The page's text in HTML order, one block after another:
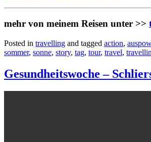
mehr von meinem Reisen unter >>
Posted in travelling and tagged action,
sommer, sonne, story, tag, tour, travel,
Gesundheitswoche –